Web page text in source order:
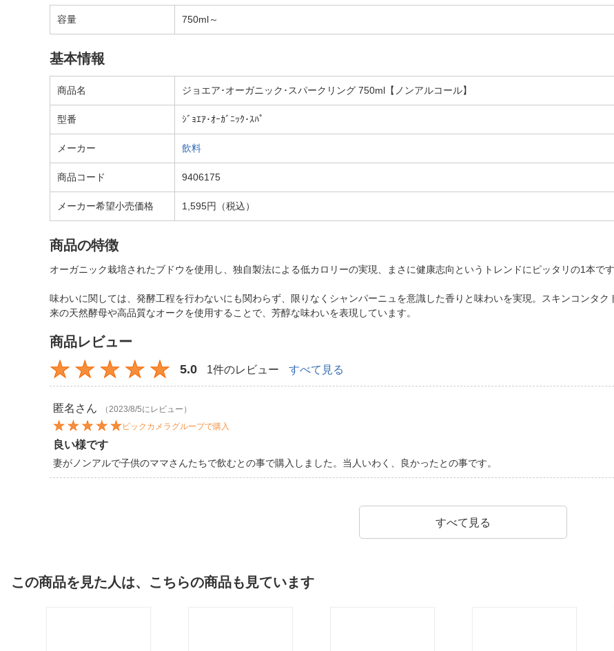
容量 750ml～
基本情報
商品名 ジョエア･オーガニック･スパークリング 750ml【ノンアルコール】
型番 ｼﾞｮｴｱ･ｵｰｶﾞﾆｯｸ･ｽﾊﾟ
メーカー 飲料
商品コード 9406175
メーカー希望小売価格 1,595円（税込）
商品の特徴
オーガニック栽培されたブドウを使用し、独自製法による低カロリーの実現、まさに健康志向というトレンドにピッタリの1本です
味わいに関しては、発酵工程を行わないにも関わらず、限りなくシャンパーニュを意識した香りと味わいを実現。スキンコンタ
来の天然酵母や高品質なオークを使用することで、芳醇な味わいを表現しています。
商品レビュー
5.0 1件のレビュー すべて見る
匿名 さん
（2023/8/5にレビュー）
ビックカメラグループで購入
良い様です
妻がノンアルで子供のママさんたちで飲むとの事で購入しました。当人いわく、良かったとの事です。
すべて見る
この商品を見た人は、こちらの商品も見ています